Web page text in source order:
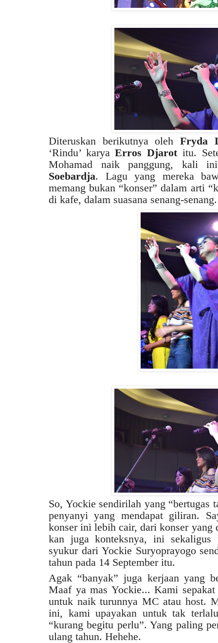
Diteruskan berikutnya oleh Fryda
‘Rindu’ karyaErros Djarotitu.
Mohamad naik panggung, kali
Soebardja. Lagu yang mereka
memang bukan “konser” dalam arti
di kafe, dalam suasana senang-
So, Yockie sendirilah yang “bertugas
penyanyi yang mendapat giliran.
konser ini lebih cair, dari konser yang
kan juga konteksnya, ini sekaligus
syukur dari Yockie Suryoprayogo
tahun pada 14 September itu.
Agak “banyak” juga kerjaan yang
Maaf ya mas Yockie... Kami
untuk naik turunnya MC atau host.
ini, kami upayakan untuk tak
“kurang begitu perlu”. Yang paling
ulang tahun. Hehehe.